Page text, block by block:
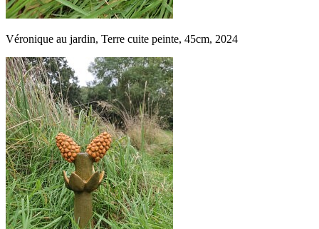
Véronique au jardin, Terre cuite peinte, 45cm, 2024